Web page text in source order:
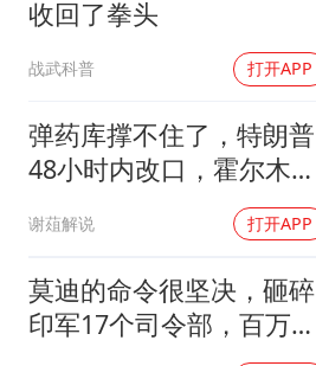
收回了拳头
战武科普 打开APP
弹药库撑不住了，特朗普
48小时内改口，霍尔木兹
谢葅解说 打开APP
莫迪的命令很坚决，砸碎
印军17个司令部，百万印